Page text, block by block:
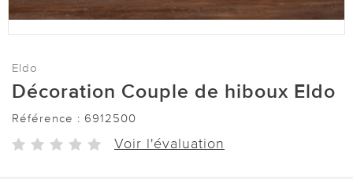
Eldo
Décoration Couple de hiboux Eldo
Référence : 6912500
Voir l'évaluation